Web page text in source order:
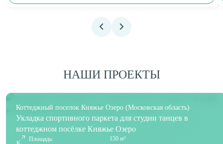
НАШИ ПРОЕКТЫ
Коттеджный поселок Княжье Озеро (Московская область)
Укладка спортивного паркета для студии танцев в
коттеджном посёлке Княжье Озеро
Площадь:
150 м²